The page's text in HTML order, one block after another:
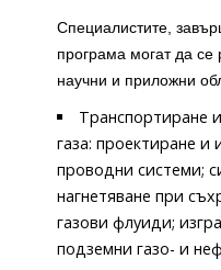
Специалистите,
програма могат да се
научни и приложни
Транспортиране
газа: проектиране
проводни системи;
нагнетяване при
газови флуиди;
подземни газо- и